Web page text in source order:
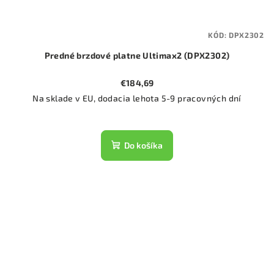
Predné brzdové platne Ultimax2 (DPX2302)
€184,69
Na sklade v EU, dodacia lehota 5-9 pracovných dní
Do košíka
KÓD:DPX2302